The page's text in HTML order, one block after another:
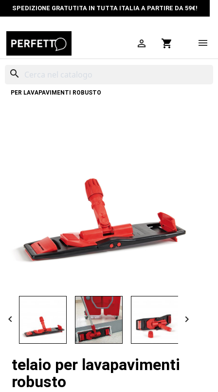
SPEDIZIONE GRATUTITA IN TUTTA ITALIA A PARTIRE DA 59€!
 shopping_cart
search
PER LAVAPAVIMENTI ROBUSTO
 
telaio per lavapavimenti
robusto